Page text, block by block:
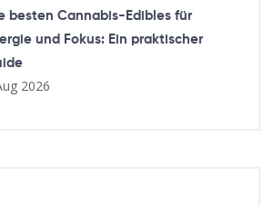
besten Cannabis-Edibles für
und Fokus: Ein praktischer
2026